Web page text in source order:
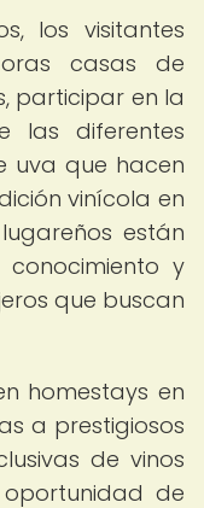
los visitantes
casas de
participar en la
las diferentes
uva que hacen
vinícola en
están
y
que buscan
homestays en
a prestigiosos
de vinos
de